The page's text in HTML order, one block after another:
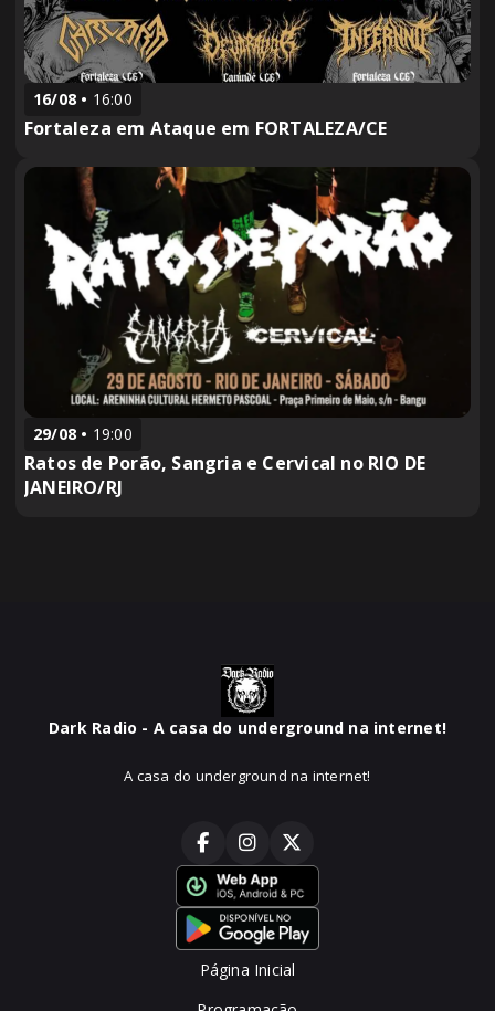
16/08 16:00
Fortaleza em Ataque em FORTALEZA/CE
29/08 19:00
Ratos de Porão, Sangria e Cervical no RIO DE
JANEIRO/RJ
Dark Radio - A casa do underground na internet!
A casa do underground na internet!
Página Inicial